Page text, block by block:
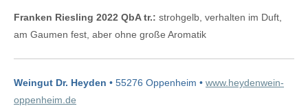
Franken Riesling 2022 QbA tr.: strohgelb, verhalten im Duft,
am Gaumen fest, aber ohne große Aromatik
Weingut Dr. Heyden • 55276 Oppenheim • www.heydenwein-
oppenheim.de